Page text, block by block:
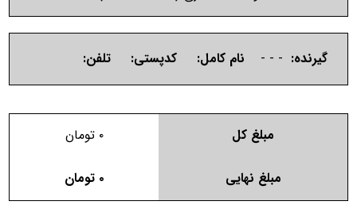
گیرنده: - - - نام کامل: کدپستی: تلفن:
مبلغ کل ۰ تومان
مبلغ نهایی ۰ تومان